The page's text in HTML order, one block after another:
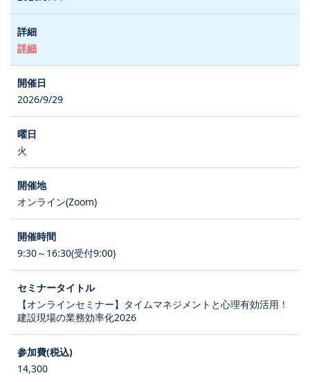
詳細
2026/9/29
火
オンライン(Zoom)
9:30～16:30(受付9:00)
【オンラインセミナー】タイムマネジメントと心理有効活用！
建設現場の業務効率化2026
14,300